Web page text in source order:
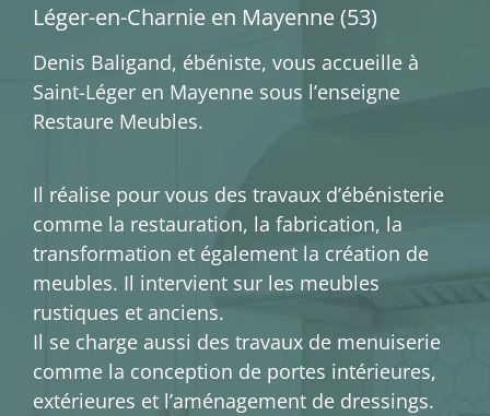
Léger-en-Charnie en Mayenne (53)
Denis Baligand, ébéniste, vous accueille à
Saint-Léger en Mayenne sous l’enseigne
Restaure Meubles.
Il réalise pour vous des travaux d’ébénisterie
comme la restauration, la fabrication, la
transformation et également la création de
meubles. Il intervient sur les meubles
rustiques et anciens.
Il se charge aussi des travaux de menuiserie
comme la conception de portes intérieures,
extérieures et l’aménagement de dressings.